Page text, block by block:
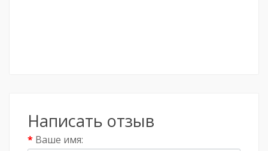
Написать отзыв
Ваше имя: